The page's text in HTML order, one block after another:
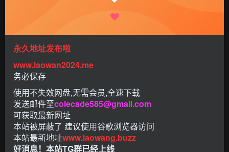
软件介绍
Autodesk Maya 2022是一款全球著名的专业三维动画、建
模、仿真和渲染软件，三维建模渲染和制作软件。在广告传
媒、影视行业、工业设计、建筑设计、三维动画、多媒体制
作、游戏开发、辅助教学以及工程可视化等领域广泛应用。
软件截图
永久地址发布啦
www.laowan2024.me
务必保存
使用不失效网盘,无需会员,全速下载
发送邮件至colecade585@gmail.com
可获取最新网址
本站被屏蔽了 建议使用谷歌浏览器访问
本站最新地址www.laowang.buzz
好消息！本站TG群已经上线